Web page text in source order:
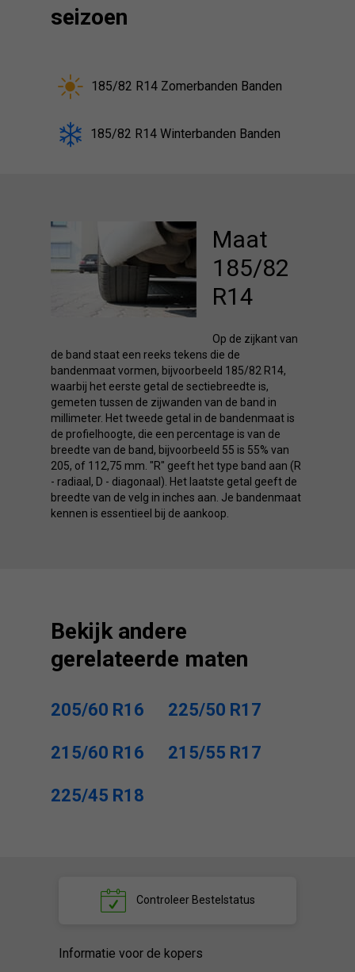
seizoen
185/82 R14 Zomerbanden Banden
185/82 R14 Winterbanden Banden
Maat
185/82
R14
Op de zijkant van
de band staat een reeks tekens die de
bandenmaat vormen, bijvoorbeeld 185/82 R14,
waarbij het eerste getal de sectiebreedte is,
gemeten tussen de zijwanden van de band in
millimeter. Het tweede getal in de bandenmaat is
de profielhoogte, die een percentage is van de
breedte van de band, bijvoorbeeld 55 is 55% van
205, of 112,75 mm. "R" geeft het type band aan (R
- radiaal, D - diagonaal). Het laatste getal geeft de
breedte van de velg in inches aan. Je bandenmaat
kennen is essentieel bij de aankoop.
Bekijk andere
gerelateerde maten
205/60 R16 225/50 R17
215/60 R16 215/55 R17
225/45 R18
ControleerBestelstatus
Informatie voor de kopers